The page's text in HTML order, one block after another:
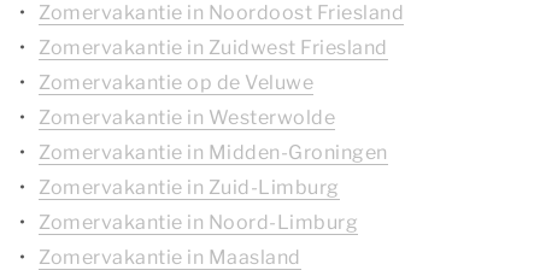
Zomervakantie in Noordoost Friesland
Zomervakantie in Zuidwest Friesland
Zomervakantie op de Veluwe
Zomervakantie in Westerwolde
Zomervakantie in Midden-Groningen
Zomervakantie in Zuid-Limburg
Zomervakantie in Noord-Limburg
Zomervakantie in Maasland